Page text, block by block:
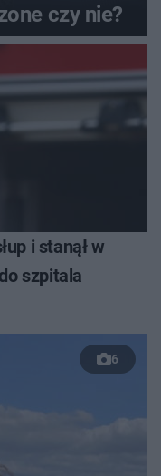
czy nie?
i stanął w
szpitala
6